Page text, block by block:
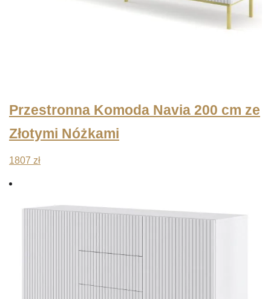
Przestronna Komoda Navia 200 cm ze
Złotymi Nóżkami
1807 zł